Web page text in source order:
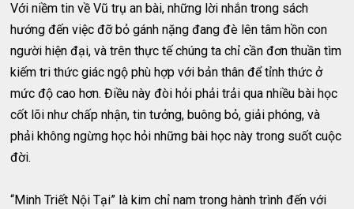
Với niềm tin về Vũ trụ an bài, những lời nhắn trong sách
hướng đến việc đỡ bỏ gánh nặng đang đè lên tâm hồn con
người hiện đại, và trên thực tế chúng ta chỉ cần đơn thuần tìm
kiếm tri thức giác ngộ phù hợp với bản thân để tỉnh thức ở
mức độ cao hơn. Điều này đòi hỏi phải trải qua nhiều bài học
cốt lõi như chấp nhận, tin tưởng, buông bỏ, giải phóng, và
phải không ngừng học hỏi những bài học này trong suốt cuộc
đời.
“Minh Triết Nội Tại” là kim chỉ nam trong hành trình đến với